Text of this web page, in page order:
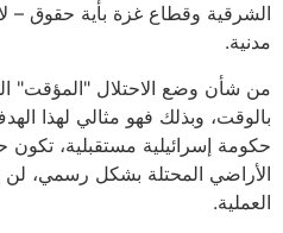
الشرقية وقطاع غزة بأية حقوق –
مدنية.
من شأن وضع الاحتلال "المؤقت"
بالوقت، وبذلك فهو مثالي لهذا
حكومة إسرائيلية مستقبلية،
الأراضي المحتلة بشكل رسمي، لن
العملية.